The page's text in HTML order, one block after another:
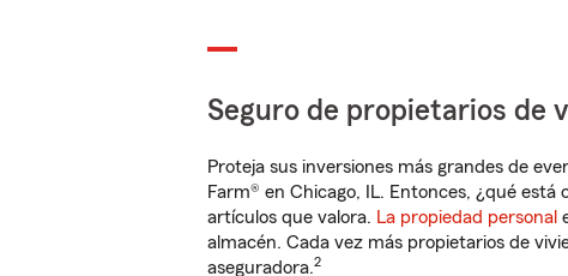
Seguro de propietarios de
Proteja sus inversiones más grandes de
Farm® en Chicago, IL. Entonces, ¿qué está
artículos que valora. La propiedad personal
almacén. Cada vez más propietarios de
aseguradora.2